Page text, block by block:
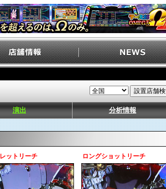
演出 分析情報
ットリーチ ロングショットリーチ